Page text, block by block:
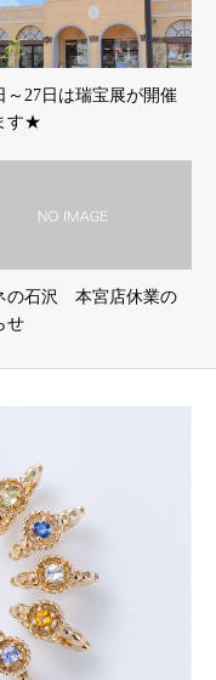
27日は瑞宝展が開催
す★
の石沢 本宮店休業の
せ